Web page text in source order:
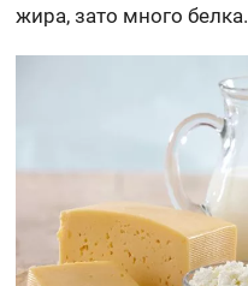
жира, зато много белка.